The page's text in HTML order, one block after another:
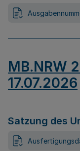
MB.NRW
17.07.2026
Satzung des